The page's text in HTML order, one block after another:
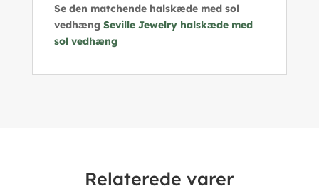
Se den matchende halskæde med sol
vedhæng Seville Jewelry halskæde med
sol vedhæng
Relaterede varer